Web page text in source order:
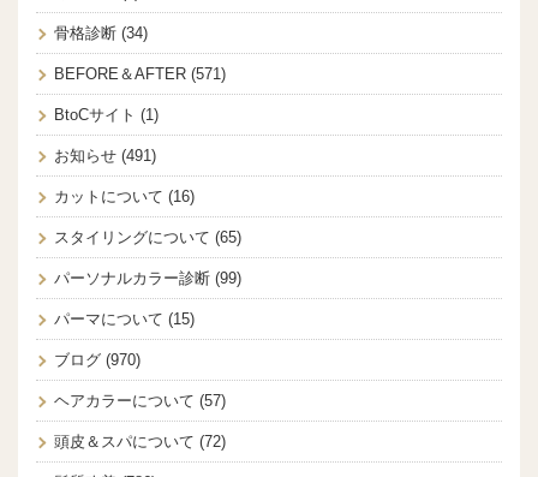
骨格診断 (34)
BEFORE＆AFTER (571)
BtoCサイト (1)
お知らせ (491)
カットについて (16)
スタイリングについて (65)
パーソナルカラー診断 (99)
パーマについて (15)
ブログ (970)
ヘアカラーについて (57)
頭皮＆スパについて (72)